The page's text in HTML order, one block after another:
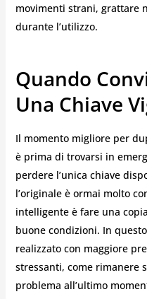
movimenti strani, grattare
durante l’utilizzo.
Quando
Una Chiave
Il momento migliore per
è prima di trovarsi in
perdere l’unica chiave
l’originale è ormai molto
intelligente è fare una
buone condizioni. In
realizzato con maggiore
stressanti, come rimanere
problema all’ultimo